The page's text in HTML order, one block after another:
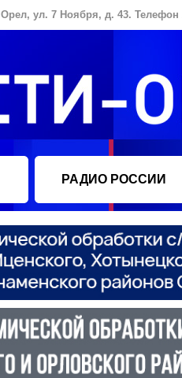
Орел, ул. 7 Ноября, д. 43. Телефон
РАДИО РОССИИ